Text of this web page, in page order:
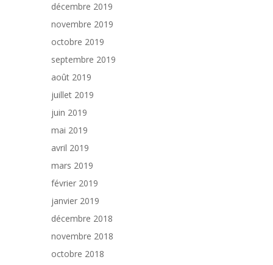
décembre 2019
novembre 2019
octobre 2019
septembre 2019
août 2019
juillet 2019
juin 2019
mai 2019
avril 2019
mars 2019
février 2019
janvier 2019
décembre 2018
novembre 2018
octobre 2018